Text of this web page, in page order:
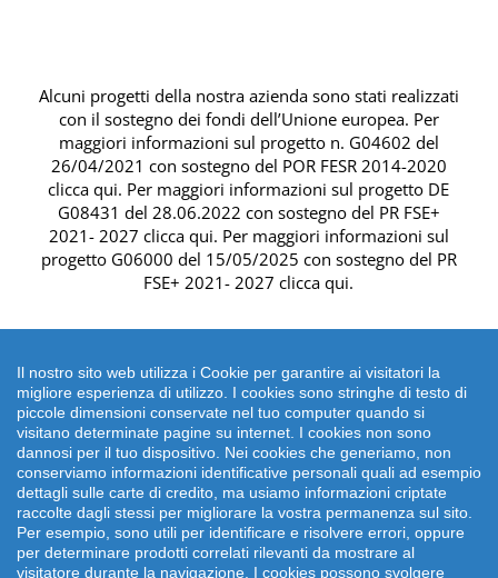
Il nostro sito web utilizza i Cookie per garantire ai visitatori la
migliore esperienza di utilizzo. I cookies sono stringhe di testo di
piccole dimensioni conservate nel tuo computer quando si
visitano determinate pagine su internet. I cookies non sono
dannosi per il tuo dispositivo. Nei cookies che generiamo, non
conserviamo informazioni identificative personali quali ad esempio
dettagli sulle carte di credito, ma usiamo informazioni criptate
raccolte dagli stessi per migliorare la vostra permanenza sul sito.
Per esempio, sono utili per identificare e risolvere errori, oppure
per determinare prodotti correlati rilevanti da mostrare al
visitatore durante la navigazione. I cookies possono svolgere
Alcuni progetti della nostra azienda sono stati realizzati
con il sostegno dei fondi dell’Unione europea. Per
maggiori informazioni sul progetto n. G04602 del
26/04/2021 con sostegno del POR FESR 2014-2020
clicca qui. Per maggiori informazioni sul progetto DE
G08431 del 28.06.2022 con sostegno del PR FSE+
2021- 2027 clicca qui. Per maggiori informazioni sul
progetto G06000 del 15/05/2025 con sostegno del PR
FSE+ 2021- 2027 clicca qui.
Copyright 2026 emonsitalia srl. | Viale della Piramide